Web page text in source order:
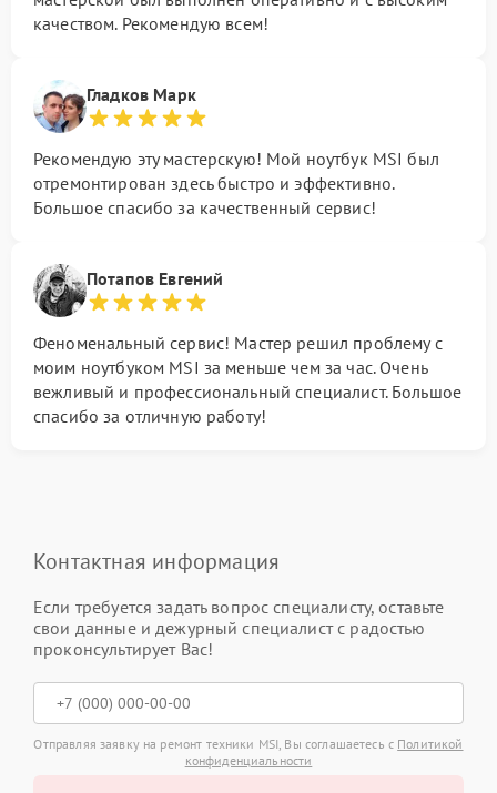
качеством. Рекомендую всем!
Гладков Марк
Рекомендую эту мастерскую! Мой ноутбук MSI был
отремонтирован здесь быстро и эффективно.
Большое спасибо за качественный сервис!
Потапов Евгений
Феноменальный сервис! Мастер решил проблему с
моим ноутбуком MSI за меньше чем за час. Очень
вежливый и профессиональный специалист. Большое
спасибо за отличную работу!
Контактная информация
Если требуется задать вопрос специалисту, оставьте
свои данные и дежурный специалист с радостью
проконсультирует Вас!
Отправляя заявку на ремонт техники MSI, Вы соглашаетесь с Политикой
конфиденциальности